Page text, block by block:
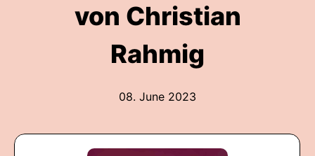
von Christian
Rahmig
08. June 2023